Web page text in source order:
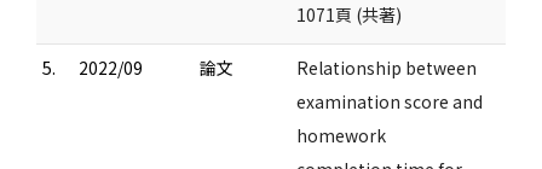
1071頁 (共著)
5. 2022/09 論文
Relationship between
examination score and
homework